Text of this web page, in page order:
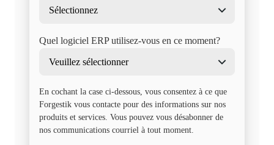
Quel logiciel ERP utilisez-vous en ce moment?
En cochant la case ci-dessous, vous consentez à ce que
Forgestik vous contacte pour des informations sur nos
produits et services. Vous pouvez vous désabonner de
nos communications courriel à tout moment.